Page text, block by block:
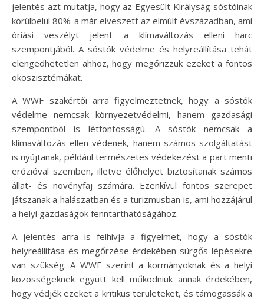
jelentés azt mutatja, hogy az Egyesült Királyság sóstóinak
körülbelül 80%-a már elveszett az elmúlt évszázadban, ami
óriási veszélyt jelent a klímaváltozás elleni harc
szempontjából. A sóstók védelme és helyreállítása tehát
elengedhetetlen ahhoz, hogy megőrizzük ezeket a fontos
ökoszisztémákat.
A WWF szakértői arra figyelmeztetnek, hogy a sóstók
védelme nemcsak környezetvédelmi, hanem gazdasági
szempontból is létfontosságú. A sóstók nemcsak a
klímaváltozás ellen védenek, hanem számos szolgáltatást
is nyújtanak, például természetes védekezést a part menti
erózióval szemben, illetve élőhelyet biztosítanak számos
állat- és növényfaj számára. Ezenkívül fontos szerepet
játszanak a halászatban és a turizmusban is, ami hozzájárul
a helyi gazdaságok fenntarthatóságához.
A jelentés arra is felhívja a figyelmet, hogy a sóstók
helyreállítása és megőrzése érdekében sürgős lépésekre
van szükség. A WWF szerint a kormányoknak és a helyi
közösségeknek együtt kell működniük annak érdekében,
hogy védjék ezeket a kritikus területeket, és támogassák a